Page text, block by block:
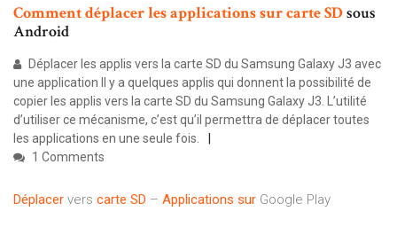
CommentdéplacerlesapplicationssurcarteSDsous
Android
Déplacer les applis vers la carte SD du Samsung Galaxy J3 avec
une application Il y a quelques applis qui donnent la possibilité de
copier les applis vers la carte SD du Samsung Galaxy J3. L’utilité
d’utiliser ce mécanisme, c’est qu’il permettra de déplacer toutes
les applications en une seule fois.
1 Comments
Déplacer vers carte SD – Applications sur Google Play